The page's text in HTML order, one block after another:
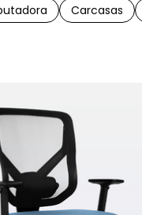
Carcasas